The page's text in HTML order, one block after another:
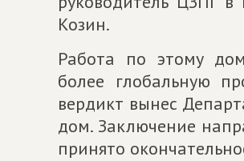
Козин.
Работа по этому
более глобальную
вердикт вынес
дом. Заключение
принято